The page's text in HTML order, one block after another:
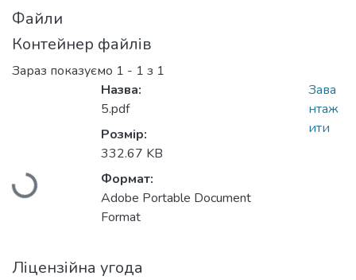
Файли
Контейнер файлів
Зараз показуємо 1 - 1 з 1
Вантажиться...
Назва:
5.pdf
Розмір:
332.67 KB
Формат:
Adobe Portable Document
Format
Зава
нтаж
ити
Ліцензійна угода